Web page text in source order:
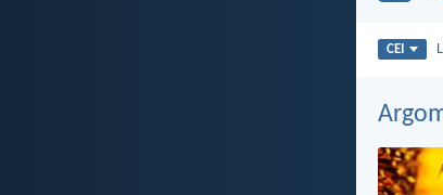
CEI